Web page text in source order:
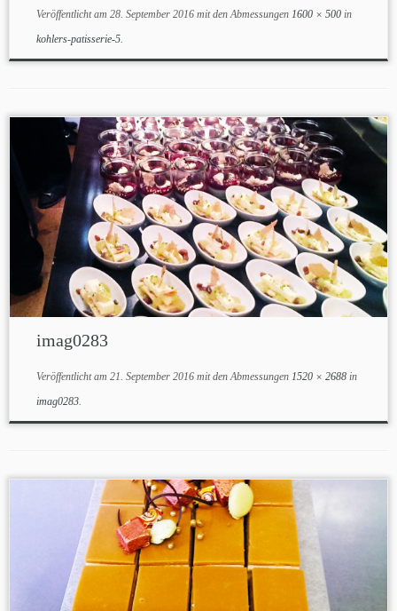
Veröffentlicht am 28. September 2016mit den Abmessungen1600 × 500in
kohlers-patisserie-5.
imag0283
Veröffentlicht am 21. September 2016mit den Abmessungen1520 × 2688in
imag0283.